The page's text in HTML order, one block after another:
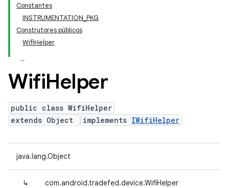
Constantes
INSTRUMENTATION_PKG
Construtores públicos
WifiHelper
WifiHelper
public class WifiHelper
extends Object
implements IWifiHelper
java.lang.Object
↳ com.android.tradefed.device.WifiHelper